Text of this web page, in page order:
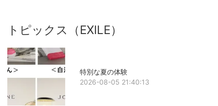
トピックス（EXILE）
特別な夏の体験
2026-08-05 21:40:13